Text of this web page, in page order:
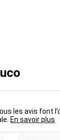
les avis font
En savoir plus